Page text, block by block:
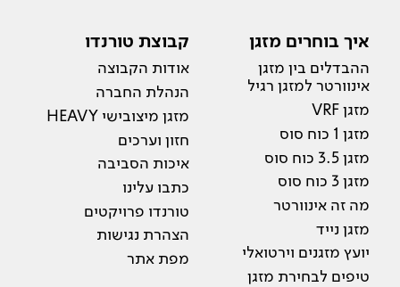
איך בוחרים מזגן
ההבדלים בין מזגן
אינוורטר למזגן רגיל
מזגן VRF
מזגן 1 כוח סוס
מזגן 3.5 כוח סוס
מזגן 3 כוח סוס
מה זה אינוורטר
מזגן נייד
יועץ מזגנים וירטואלי
טיפים לבחירת מזגן
קבוצת טורנדו
אודות הקבוצה
הנהלת החברה
מזגן מיצובישי HEAVY
חזון וערכים
איכות הסביבה
כתבו עלינו
טורנדו פרויקטים
הצהרת נגישות
מפת אתר